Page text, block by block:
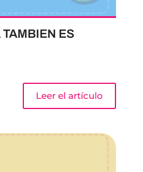
ES
Leer el artículo